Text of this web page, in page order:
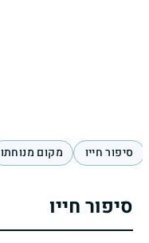
סיפור חייו מקום מנוחתו
סיפור חייו